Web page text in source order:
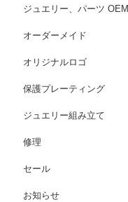
ジュエリー、パーツ OEM
オーダーメイド
オリジナルロゴ
保護プレーティング
ジュエリー組み立て
修理
セール
お知らせ